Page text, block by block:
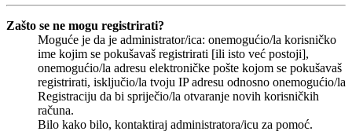
Zašto se ne mogu registrirati?
Moguće je da je administrator/ica: onemogućio/la korisničko
ime kojim se pokušavaš registrirati [ili isto već postoji],
onemogućio/la adresu elektroničke pošte kojom se pokušavaš
registrirati, isključio/la tvoju IP adresu odnosno onemogućio/la
Registraciju da bi spriječio/la otvaranje novih korisničkih
računa.
Bilo kako bilo, kontaktiraj administratora/icu za pomoć.